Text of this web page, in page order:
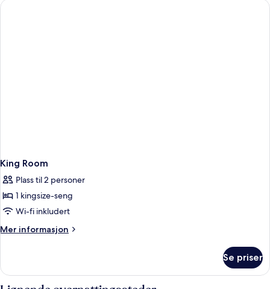
King Room
Plass til 2 personer
1 kingsize-seng
Wi-fi inkludert
Mer informasjon
Mer
Room
Se priser